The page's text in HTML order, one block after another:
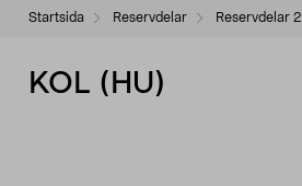
Startsida Reservdelar Reservdelar 2
KOL (HU)